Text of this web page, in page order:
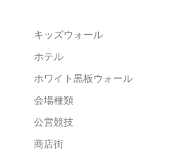
キッズウォール
ホテル
ホワイト黒板ウォール
会場種類
公営競技
商店街